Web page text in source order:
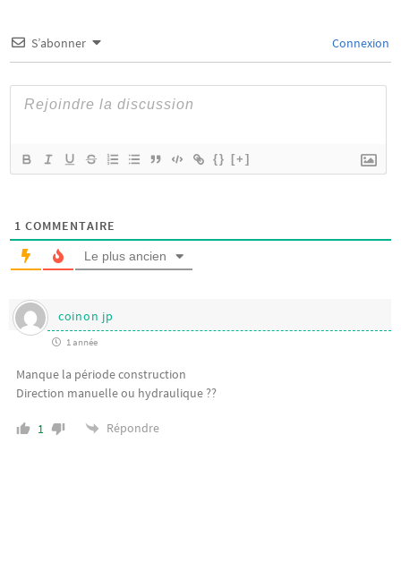
S’abonner Connexion
{} [+]
1 COMMENTAIRE
Le plus ancien
coinon jp
1 année
Manque la période construction
Direction manuelle ou hydraulique ??
1 Répondre